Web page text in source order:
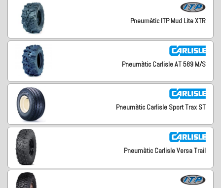
Pneumàtic ITP Mud Lite XTR
Pneumàtic Carlisle AT 589 M/S
Pneumàtic Carlisle Sport Trax ST
Pneumàtic Carlisle Versa Trail